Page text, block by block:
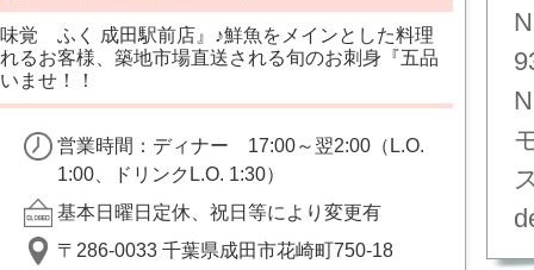
覚 ふく 成田駅前店』♪鮮魚をメインとした料理
るお客様、築地市場直送される旬のお刺身『五品
ませ！！
営業時間：ディナー 17:00～翌2:00（L.O.
1:00、ドリンクL.O. 1:30）
基本日曜日定休、祝日等により変更有
〒286-0033 千葉県成田市花崎町750-18